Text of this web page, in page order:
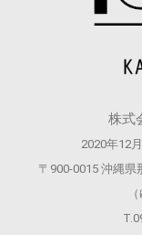
株式
2020年12
〒900-0015 沖縄